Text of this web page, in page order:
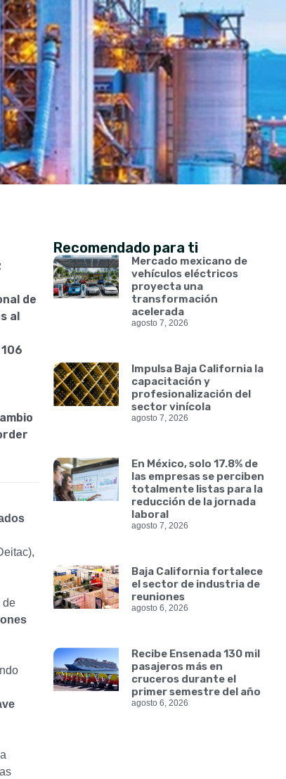
de
al
de
Recomendado para ti
Mercado mexicano de
vehículos eléctricos
proyecta una
transformación
acelerada
agosto 7, 2026
Impulsa Baja California la
capacitación y
profesionalización del
sector vinícola
agosto 7, 2026
En México, solo 17.8% de
las empresas se perciben
totalmente listas para la
reducción de la jornada
laboral
agosto 7, 2026
Baja California fortalece
el sector de industria de
reuniones
agosto 6, 2026
Recibe Ensenada 130 mil
pasajeros más en
cruceros durante el
primer semestre del año
agosto 6, 2026